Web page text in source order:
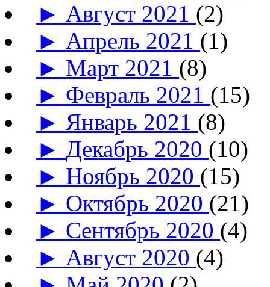
► Август 2021 (2)
► Апрель 2021 (1)
► Март 2021 (8)
► Февраль 2021 (15)
► Январь 2021 (8)
►Декабрь 2020 (10)
► Ноябрь 2020 (15)
► Октябрь 2020 (21)
► Сентябрь 2020 (4)
► Август 2020 (4)